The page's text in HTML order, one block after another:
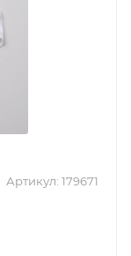
Артикул: 179671